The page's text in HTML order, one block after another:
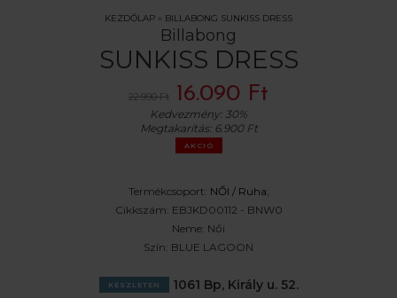
KEZDŐLAP » BILLABONG SUNKISS DRESS
Billabong
SUNKISS DRESS
22.990 Ft 16.090 Ft
Kedvezmény: 30%
Megtakarítás: 6.900 Ft
AKCIÓ
Termékcsoport: NŐI / Ruha;
Cikkszám: EBJKD00112 - BNW0
Neme: Női
Szín: BLUE LAGOON
KÉSZLETEN 1061 Bp, Király u. 52.